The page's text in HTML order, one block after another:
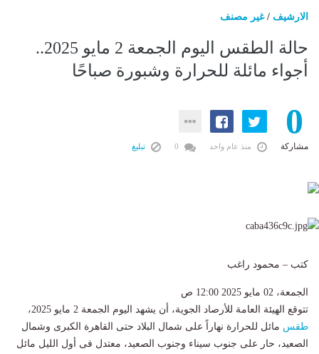
الارشيف /غير مصنف
حالة الطقس اليوم الجمعة 2 مايو 2025..
أجواء مائلة للحرارة وشبورة صباحًا
0
مشاركة منذ عام واحد تبليغ
كتب – محمود راغب
الجمعة، 02 مايو 2025 12:00 ص
تتوقع الهيئة العامة للأرصاد الجوية، أن يشهد اليوم الجمعة 2 مايو 2025،
طقس مائل للحرارة نهاراً على شمال البلاد حتى القاهرة الكبرى وشمال
الصعيد، حار على جنوب سيناء وجنوب الصعيد، معتدل فى أول الليل مائل